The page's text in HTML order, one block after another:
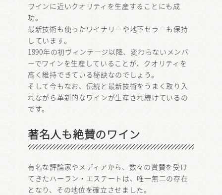
ワインに近いクオリティを生産することにも成
功。
最新技術も使ったワイナリーや地下セラーも保持
しています。
1990年の初ヴィンテージ以降、変わらないメンバ
ーでワインを生産していることが、クオリティを
高く維持できている秘訣なのでしょう。
そして今もなお、伝統と最新技術をうまく取り入
れながら革新的なワインが生産され続けているの
です。
著名人も絶賛のワイン
有名な評論家やメディアから、数々の賞賛を受け
てきたハーラン・エステートは、唯一無二の存在
となり、その地位を確立させました。